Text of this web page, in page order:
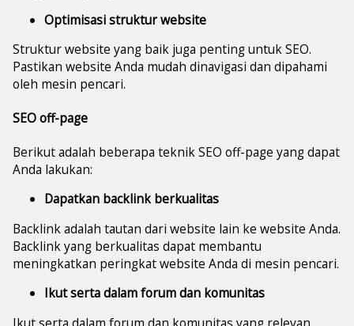
Optimisasi struktur website
Struktur website yang baik juga penting untuk SEO.
Pastikan website Anda mudah dinavigasi dan dipahami
oleh mesin pencari.
SEO off-page
Berikut adalah beberapa teknik SEO off-page yang dapat
Anda lakukan:
Dapatkan backlink berkualitas
Backlink adalah tautan dari website lain ke website Anda.
Backlink yang berkualitas dapat membantu
meningkatkan peringkat website Anda di mesin pencari.
Ikut serta dalam forum dan komunitas